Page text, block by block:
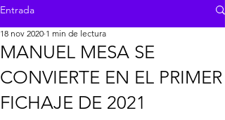
Entrada
MANUEL MESA SE
CONVIERTE EN EL PRIMER
FICHAJE DE 2021
18 nov 2020 1 min de lectura